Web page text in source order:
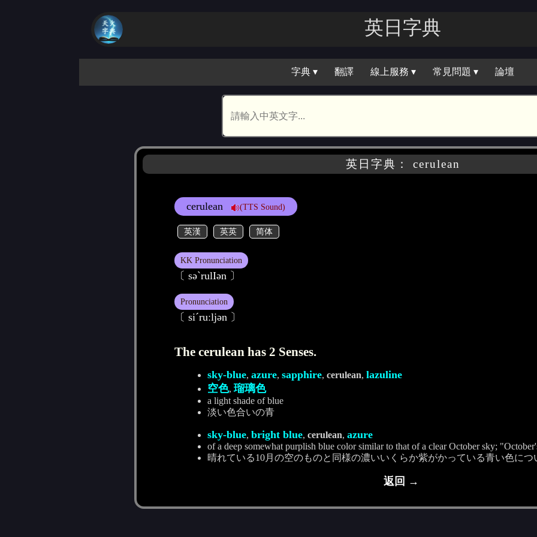
英日字｜
字典 ▾ 翻譯 線上服務 ▾ 常見問題 ▾ 論壇
英日字典： cerulean
cerulean (TTS Sound)
英漢 英英 简体
KK Pronunciation
〔 sәˋrulIәn 〕
Pronunciation
〔 siˊruːljәn 〕
The cerulean has 2 Senses.
sky-blue, azure, sapphire, cerulean, lazuline
空色, 瑠璃色
a light shade of blue
淡い色合いの青
sky-blue, bright blue, cerulean, azure
of a deep somewhat purplish blue color similar to that of a clear October sky;
晴れている10月の空のものと同様の濃いいくらか紫がかっている青い色につ
返回 →